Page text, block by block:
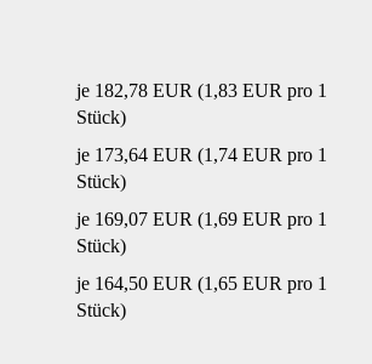
je 182,78 EUR (1,83 EUR pro 1
Stück)
je 173,64 EUR (1,74 EUR pro 1
Stück)
je 169,07 EUR (1,69 EUR pro 1
Stück)
je 164,50 EUR (1,65 EUR pro 1
Stück)